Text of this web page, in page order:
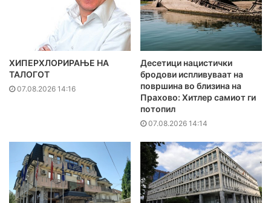
ХИПЕРХЛОРИРАЊЕ НА
ТАЛОГОТ
07.08.2026 14:16
Десетици нацистички
бродови испливуваат на
површина во близина на
Прахово: Хитлер самиот ги
потопил
07.08.2026 14:14